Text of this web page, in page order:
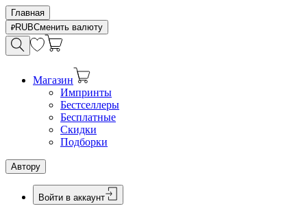
Главная
RUBСменить валюту
Магазин
Импринты
Бестселлеры
Бесплатные
Скидки
Подборки
Автору
Войти в аккаунт